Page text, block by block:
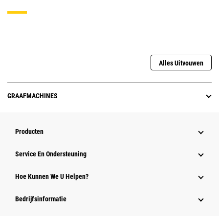
Alles Uitvouwen
GRAAFMACHINES
Producten
Service En Ondersteuning
Hoe Kunnen We U Helpen?
Bedrijfsinformatie